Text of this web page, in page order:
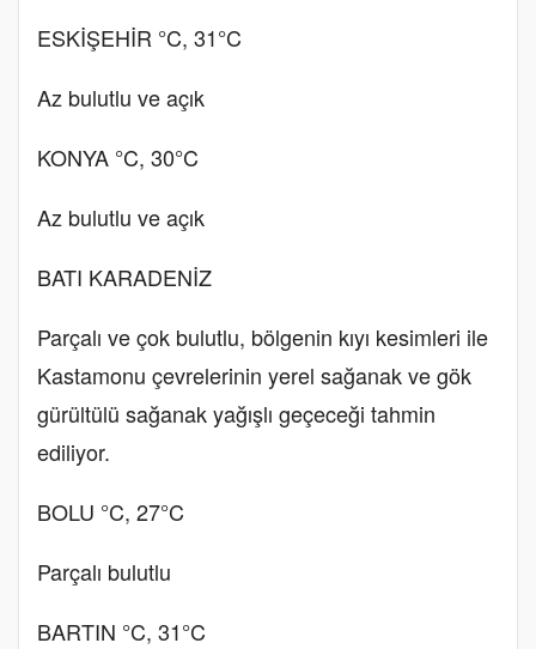
ESKİŞEHİR °C, 31°C
Az bulutlu ve açık
KONYA °C, 30°C
Az bulutlu ve açık
BATI KARADENİZ
Parçalı ve çok bulutlu, bölgenin kıyı kesimleri ile
Kastamonu çevrelerinin yerel sağanak ve gök
gürültülü sağanak yağışlı geçeceği tahmin
ediliyor.
BOLU °C, 27°C
Parçalı bulutlu
BARTIN °C, 31°C